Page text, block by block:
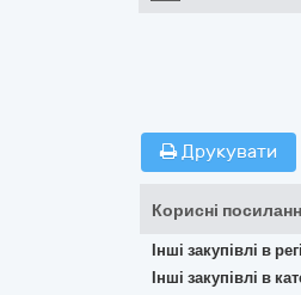
Друкувати
Корисні
Інші закупівлі в
Інші закупівлі в